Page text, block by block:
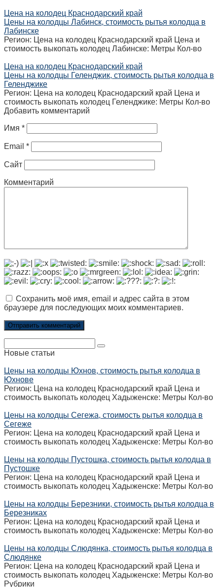
Цена на колодец Краснодарский край
Цены на колодцы Лабинск, стоимость рытья колодца в
Лабинске
Регион: Цена на колодец Краснодарский край Цена и
стоимость выкопать колодец Лабинске: Метры Кол-во
Цена на колодец Краснодарский край
Цены на колодцы Геленджик, стоимость рытья колодца в
Геленджике
Регион: Цена на колодец Краснодарский край Цена и
стоимость выкопать колодец Геленджике: Метры Кол-во
Добавить комментарий
Имя *
Email *
Сайт
Комментарий
Сохранить моё имя, email и адрес сайта в этом
браузере для последующих моих комментариев.
Новые статьи
Цены на колодцы Юхнов, стоимость рытья колодца в
Юхнове
Регион: Цена на колодец Краснодарский край Цена и
стоимость выкопать колодец Хадыженске: Метры Кол-во
Цены на колодцы Сегежа, стоимость рытья колодца в
Сегеже
Регион: Цена на колодец Краснодарский край Цена и
стоимость выкопать колодец Хадыженске: Метры Кол-во
Цены на колодцы Пустошка, стоимость рытья колодца в
Пустошке
Регион: Цена на колодец Краснодарский край Цена и
стоимость выкопать колодец Хадыженске: Метры Кол-во
Цены на колодцы Березники, стоимость рытья колодца в
Березниках
Регион: Цена на колодец Краснодарский край Цена и
стоимость выкопать колодец Хадыженске: Метры Кол-во
Цены на колодцы Слюдянка, стоимость рытья колодца в
Слюдянке
Регион: Цена на колодец Краснодарский край Цена и
стоимость выкопать колодец Хадыженске: Метры Кол-во
Рубрики